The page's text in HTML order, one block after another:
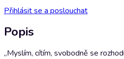
Přihlásit se a poslouchat
Popis
„Myslím, cítím, svobodně se